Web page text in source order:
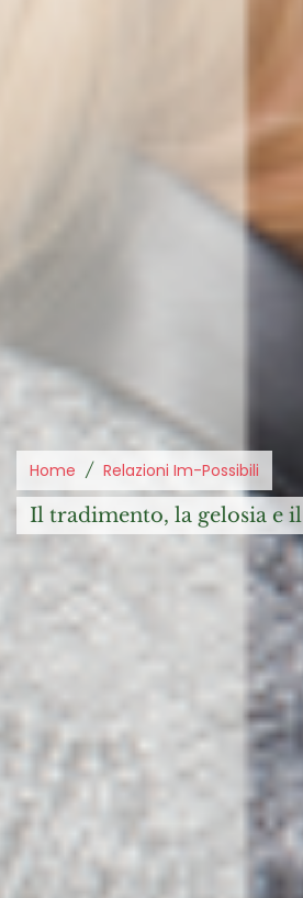
Home Relazioni Im-Possibili
il tradimento, la gelosia e